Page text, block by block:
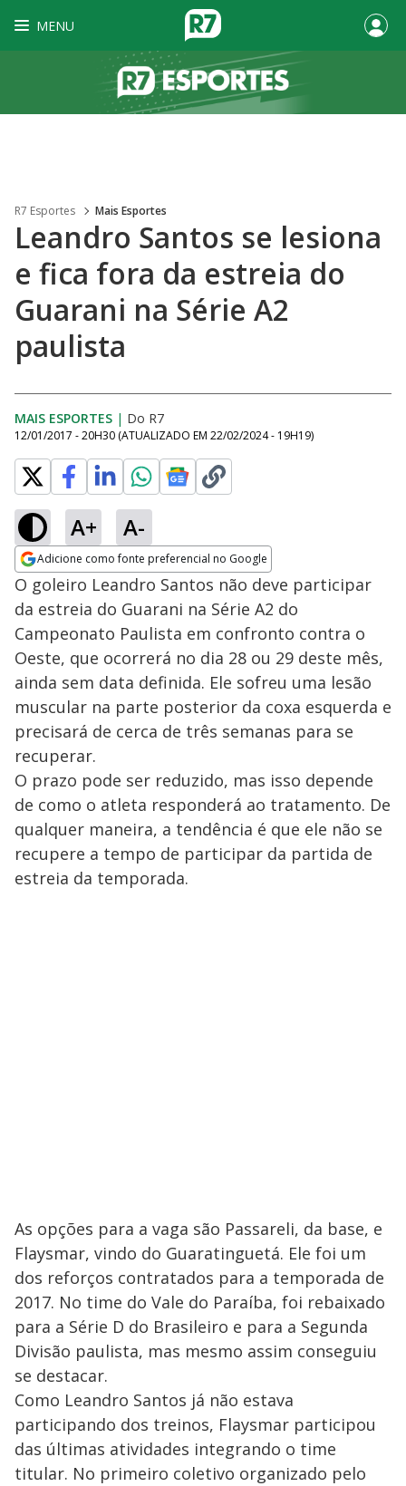
MENU
R7 Esportes Mais Esportes
Leandro Santos se lesiona
e fica fora da estreia do
Guarani na Série A2
paulista
MAIS ESPORTES | Do R7
12/01/2017 - 20H30 (ATUALIZADO EM 22/02/2024 - 19H19)
A+ A-
Adicione como fonte preferencial no Google
Opens in new window
O goleiro Leandro Santos não deve participar
da estreia do Guarani na Série A2 do
Campeonato Paulista em confronto contra o
Oeste, que ocorrerá no dia 28 ou 29 deste mês,
ainda sem data definida. Ele sofreu uma lesão
muscular na parte posterior da coxa esquerda e
precisará de cerca de três semanas para se
recuperar.
O prazo pode ser reduzido, mas isso depende
de como o atleta responderá ao tratamento. De
qualquer maneira, a tendência é que ele não se
recupere a tempo de participar da partida de
estreia da temporada.
As opções para a vaga são Passareli, da base, e
Flaysmar, vindo do Guaratinguetá. Ele foi um
dos reforços contratados para a temporada de
2017. No time do Vale do Paraíba, foi rebaixado
para a Série D do Brasileiro e para a Segunda
Divisão paulista, mas mesmo assim conseguiu
se destacar.
Como Leandro Santos já não estava
participando dos treinos, Flaysmar participou
das últimas atividades integrando o time
titular. No primeiro coletivo organizado pelo